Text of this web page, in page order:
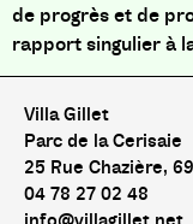
de progrès et de
rapport singulier à
Villa Gillet
Parc de la Cerisaie
25 Rue Chazière,
04 78 27 02 48